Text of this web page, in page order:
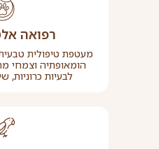
רפואה
מעטפת טיפולית
הומאופתיה וצמחי
לבעיות כרוניות,